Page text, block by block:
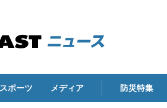
スポーツ メディア 防災特集